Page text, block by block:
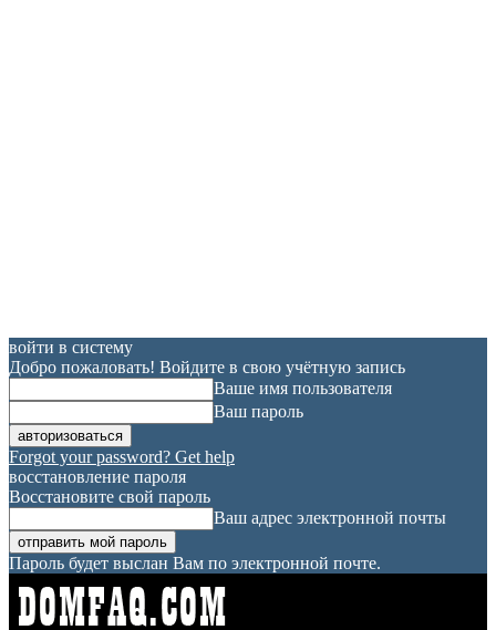
войти в систему
Добро пожаловать! Войдите в свою учётную запись
Ваше имя пользователя
Ваш пароль
Forgot your password? Get help
восстановление пароля
Восстановите свой пароль
Ваш адрес электронной почты
Пароль будет выслан Вам по электронной почте.